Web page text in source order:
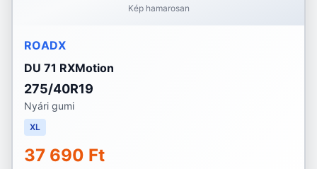
Kép hamarosan
ROADX
DU 71 RXMotion
275/40R19
Nyári gumi
XL
37 690 Ft